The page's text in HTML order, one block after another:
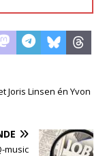
Joris Linsen én Yvon
music